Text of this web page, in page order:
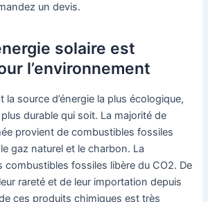
un devis.
solaire est
l’environnement
la source d’énergie la plus écologique,
durable qui soit. La majorité de
provient de combustibles fossiles
gaz naturel et le charbon. La
combustibles fossiles libère du CO2. De
rareté et de leur importation depuis
de ces produits chimiques est très